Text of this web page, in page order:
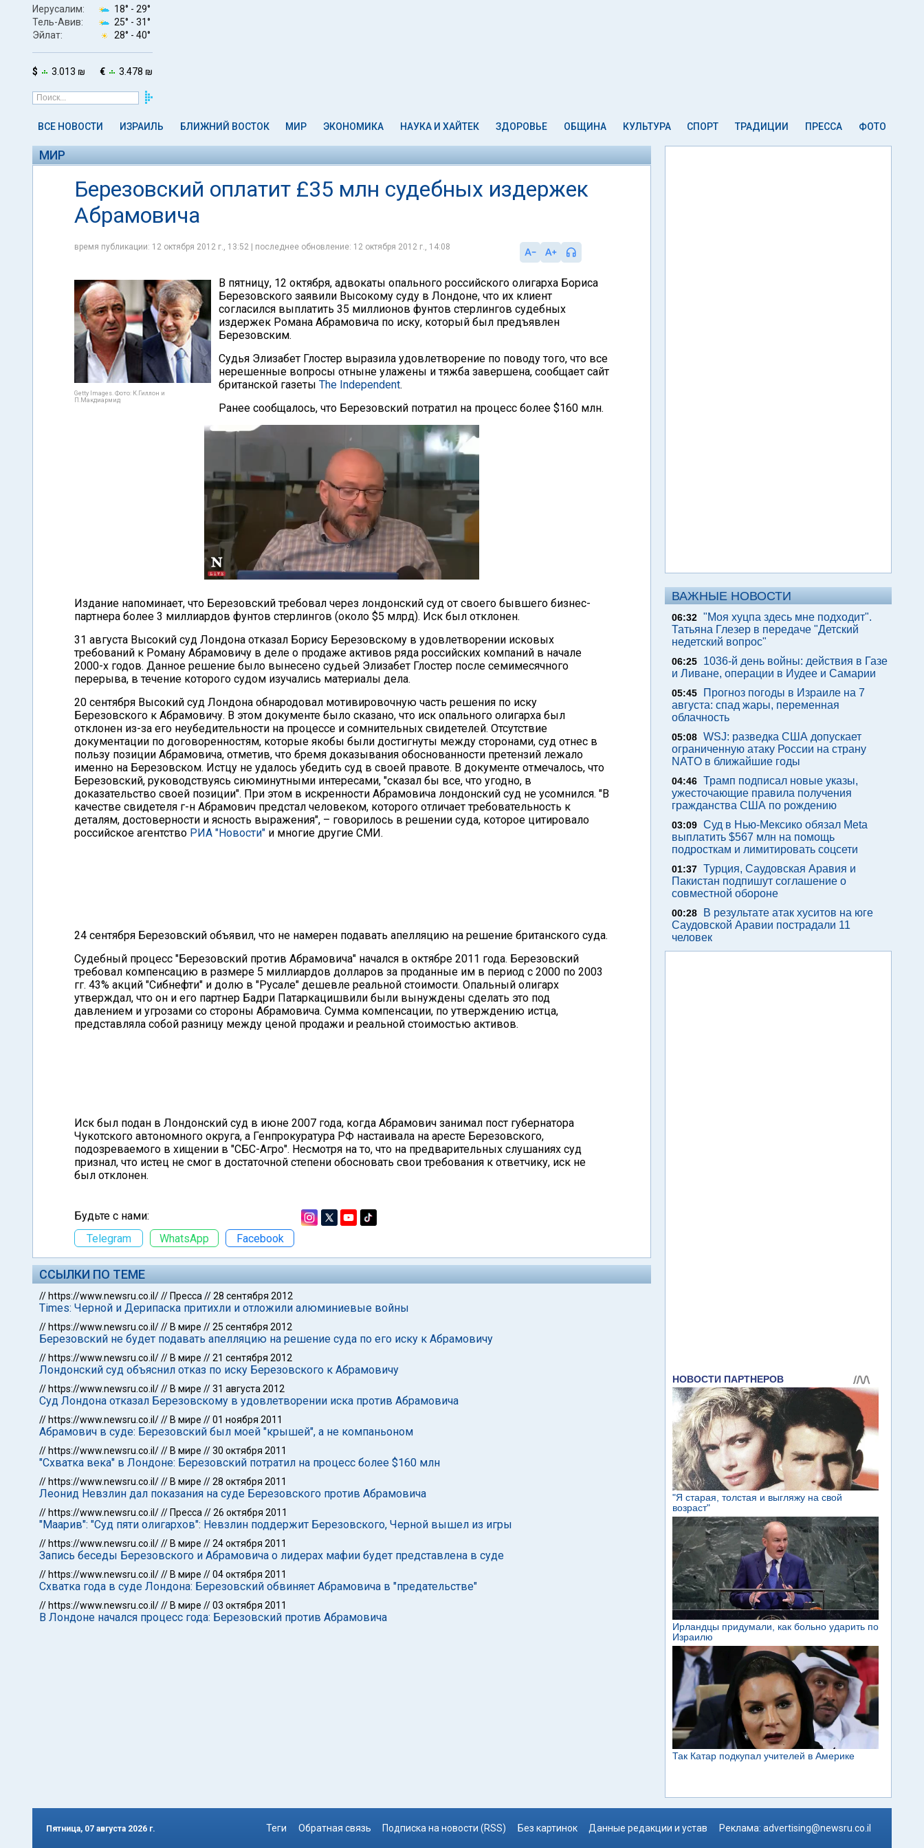
Иерусалим: 18° - 29°
Тель-Авив:
25° - 31°
Эйлат:
28° - 40°
$ 3.013 ₪ € 3.478 ₪
ВСЕ НОВОСТИ ИЗРАИЛЬ БЛИЖНИЙ ВОСТОК МИР ЭКОНОМИКА НАУКА И ХАЙТЕК ЗДОРОВЬЕ ОБЩИНА КУЛЬТУРА СПОРТ ТРАДИЦИИ ПРЕССА ФОТО
МИР
Березовский оплатит £35 млн судебных издержек
Абрамовича
время публикации: 12 октября 2012 г., 13:52 | последнее обновление: 12 октября 2012 г., 14:08
Getty Images. Фото: К.Гиллон и
П.Макдиармид
В пятницу, 12 октября, адвокаты опального российского олигарха Бориса
Березовского заявили Высокому суду в Лондоне, что их клиент
согласился выплатить 35 миллионов фунтов стерлингов судебных
издержек Романа Абрамовича по иску, который был предъявлен
Березовским.
Судья Элизабет Глостер выразила удовлетворение по поводу того, что все
нерешенные вопросы отныне улажены и тяжба завершена, сообщает сайт
британской газеты The Independent.
Ранее сообщалось, что Березовский потратил на процесс более $160 млн.
Издание напоминает, что Березовский требовал через лондонский суд от своего бывшего бизнес-
партнера более 3 миллиардов фунтов стерлингов (около $5 млрд). Иск был отклонен.
31 августа Высокий суд Лондона отказал Борису Березовскому в удовлетворении исковых
требований к Роману Абрамовичу в деле о продаже активов ряда российских компаний в начале
2000-х годов. Данное решение было вынесено судьей Элизабет Глостер после семимесячного
перерыва, в течение которого судом изучались материалы дела.
20 сентября Высокий суд Лондона обнародовал мотивировочную часть решения по иску
Березовского к Абрамовичу. В этом документе было сказано, что иск опального олигарха был
отклонен из-за его неубедительности на процессе и сомнительных свидетелей. Отсутствие
документации по договоренностям, которые якобы были достигнуты между сторонами, суд отнес в
пользу позиции Абрамовича, отметив, что бремя доказывания обоснованности претензий лежало
именно на Березовском. Истцу не удалось убедить суд в своей правоте. В документе отмечалось, что
Березовский, руководствуясь сиюминутными интересами, "сказал бы все, что угодно, в
доказательство своей позиции". При этом в искренности Абрамовича лондонский суд не усомнился. "В
качестве свидетеля г-н Абрамович предстал человеком, которого отличает требовательность к
деталям, достоверности и ясность выражения", – говорилось в решении суда, которое цитировало
российское агентство РИА "Новости" и многие другие СМИ.
24 сентября Березовский объявил, что не намерен подавать апелляцию на решение британского суда.
Судебный процесс "Березовский против Абрамовича" начался в октябре 2011 года. Березовский
требовал компенсацию в размере 5 миллиардов долларов за проданные им в период с 2000 по 2003
гг. 43% акций "Сибнефти" и долю в "Русале" дешевле реальной стоимости. Опальный олигарх
утверждал, что он и его партнер Бадри Патаркацишвили были вынуждены сделать это под
давлением и угрозами со стороны Абрамовича. Сумма компенсации, по утверждению истца,
представляла собой разницу между ценой продажи и реальной стоимостью активов.
Иск был подан в Лондонский суд в июне 2007 года, когда Абрамович занимал пост губернатора
Чукотского автономного округа, а Генпрокуратура РФ настаивала на аресте Березовского,
подозреваемого в хищении в "СБС-Агро". Несмотря на то, что на предварительных слушаниях суд
признал, что истец не смог в достаточной степени обосновать свои требования к ответчику, иск не
был отклонен.
Будьте с нами:
Telegram
WhatsApp Facebook
ССЫЛКИ ПО ТЕМЕ
// https://www.newsru.co.il/// Пресса //28 сентября 2012
Times: Черной и Дерипаска притихли и отложили алюминиевые войны
// https://www.newsru.co.il/// В мире //25 сентября 2012
Березовский не будет подавать апелляцию на решение суда по его иску к Абрамовичу
// https://www.newsru.co.il/// В мире //21 сентября 2012
Лондонский суд объяснил отказ по иску Березовского к Абрамовичу
// https://www.newsru.co.il/// В мире //31 августа 2012
Суд Лондона отказал Березовскому в удовлетворении иска против Абрамовича
// https://www.newsru.co.il/// В мире //01 ноября 2011
Абрамович в суде: Березовский был моей "крышей", а не компаньоном
// https://www.newsru.co.il/// В мире //30 октября 2011
"Схватка века" в Лондоне: Березовский потратил на процесс более $160 млн
// https://www.newsru.co.il/// В мире //28 октября 2011
Леонид Невзлин дал показания на суде Березовского против Абрамовича
// https://www.newsru.co.il/// Пресса //26 октября 2011
"Mаaрив": "Суд пяти олигархов": Невзлин поддержит Березовского, Черной вышел из игры
// https://www.newsru.co.il/// В мире //24 октября 2011
Запись беседы Березовского и Абрамовича о лидерах мафии будет представлена в суде
// https://www.newsru.co.il/// В мире //04 октября 2011
Схватка года в суде Лондона: Березовский обвиняет Абрамовича в "предательстве"
// https://www.newsru.co.il/// В мире //03 октября 2011
В Лондоне начался процесс года: Березовский против Абрамовича
ВАЖНЫЕ НОВОСТИ
06:32 "Моя хуцпа здесь мне подходит".
Татьяна Глезер в передаче "Детский
недетский вопрос"
06:25
1036-й день войны: действия в Газе
и Ливане, операции в Иудее и Самарии
05:45
Прогноз погоды в Израиле на 7
августа: спад жары, переменная
облачность
05:08 WSJ: разведка США допускает
ограниченную атаку России на страну
NATO в ближайшие годы
04:46 Трамп подписал новые указы,
ужесточающие правила получения
гражданства США по рождению
03:09 Суд в Нью-Мексико обязал Meta
выплатить $567 млн на помощь
подросткам и лимитировать соцсети
01:37 Турция, Саудовская Аравия и
Пакистан подпишут соглашение о
совместной обороне
00:28
В результате атак хуситов на юге
Саудовской Аравии пострадали 11
человек
Пятница, 07 августа 2026 г. Теги Обратная связь Подписка на новости (RSS) Без картинок Данные редакции и устав Реклама: advertising@newsru.co.il